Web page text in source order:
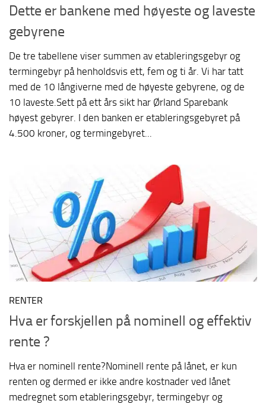
Dette er bankene med høyeste og laveste
gebyrene
De tre tabellene viser summen av etableringsgebyr og
termingebyr på henholdsvis ett, fem og ti år. Vi har tatt
med de 10 långiverne med de høyeste gebyrene, og de
10 laveste.Sett på ett års sikt har Ørland Sparebank
høyest gebyrer. I den banken er etableringsgebyret på
4.500 kroner, og termingebyret...
RENTER
Hva er forskjellen på nominell og effektiv
rente ?
Hva er nominell rente?Nominell rente på lånet, er kun
renten og dermed er ikke andre kostnader ved lånet
medregnet som etableringsgebyr, termingebyr og